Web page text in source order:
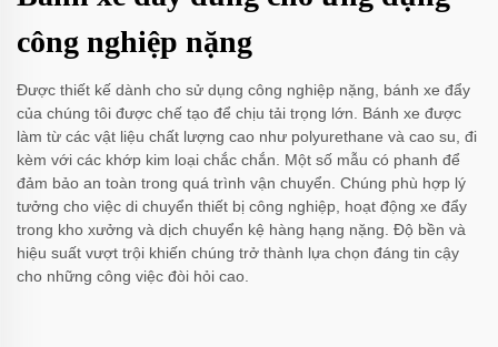
công nghiệp nặng
Được thiết kế dành cho sử dụng công nghiệp nặng, bánh xe đẩy
của chúng tôi được chế tạo để chịu tải trọng lớn. Bánh xe được
làm từ các vật liệu chất lượng cao như polyurethane và cao su, đi
kèm với các khớp kim loại chắc chắn. Một số mẫu có phanh để
đảm bảo an toàn trong quá trình vận chuyển. Chúng phù hợp lý
tưởng cho việc di chuyển thiết bị công nghiệp, hoạt động xe đẩy
trong kho xưởng và dịch chuyển kệ hàng hạng nặng. Độ bền và
hiệu suất vượt trội khiến chúng trở thành lựa chọn đáng tin cậy
cho những công việc đòi hỏi cao.